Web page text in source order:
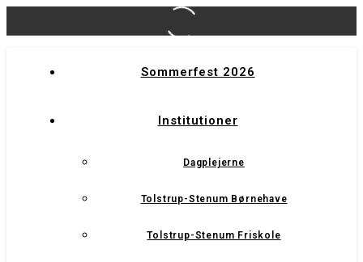
Sommerfest 2026
Institutioner
Dagplejerne
Tolstrup-Stenum Børnehave
Tolstrup-Stenum Friskole